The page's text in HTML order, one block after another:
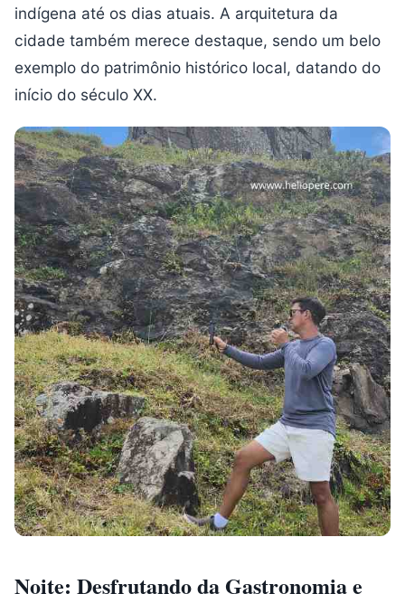
indígena até os dias atuais. A arquitetura da
cidade também merece destaque, sendo um belo
exemplo do patrimônio histórico local, datando do
início do século XX.
Noite: Desfrutando da Gastronomia e